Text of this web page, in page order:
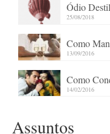
Ódio
25/08/2018
Como
13/09/2016
Como
14/02/2016
Assuntos